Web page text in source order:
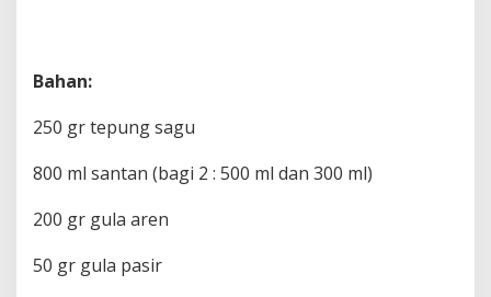
Bahan:
250 gr tepung sagu
800 ml santan (bagi 2 : 500 ml dan 300 ml)
200 gr gula aren
50 gr gula pasir